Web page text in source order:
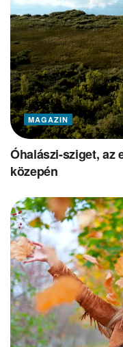
MAGAZIN
Óhalászi-sziget, az
közepén